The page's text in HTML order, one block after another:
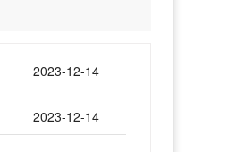
2023-12-14
2023-12-14